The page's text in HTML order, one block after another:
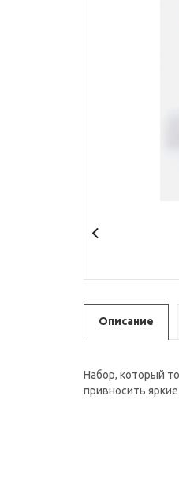
Описание
Набор, который
привносить